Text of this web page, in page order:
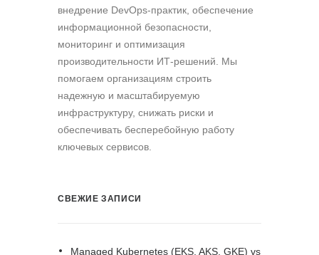
внедрение DevOps-практик, обеспечение
информационной безопасности,
мониторинг и оптимизация
производительности ИТ-решений. Мы
помогаем организациям строить
надежную и масштабируемую
инфраструктуру, снижать риски и
обеспечивать бесперебойную работу
ключевых сервисов.
СВЕЖИЕ ЗАПИСИ
Managed Kubernetes (EKS, AKS, GKE) vs